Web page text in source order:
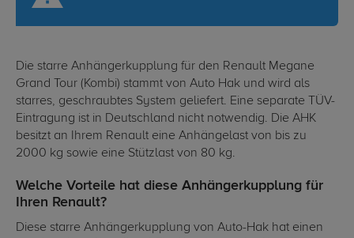
Die starre Anhängerkupplung für den Renault Megane
Grand Tour (Kombi) stammt von Auto Hak und wird als
starres, geschraubtes System geliefert. Eine separate TÜV-
Eintragung ist in Deutschland nicht notwendig. Die AHK
besitzt an Ihrem Renault eine Anhängelast von bis zu
2000 kg sowie eine Stützlast von 80 kg.
Welche Vorteile hat diese Anhängerkupplung für
Ihren Renault?
Diese starre Anhängerkupplung von Auto-Hak hat einen